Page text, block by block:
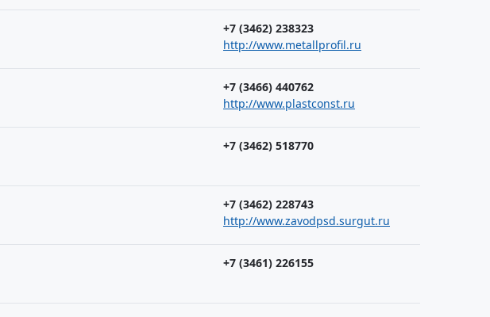
+7 (3462) 238323
http://www.metallprofil.ru
+7 (3466) 440762
http://www.plastconst.ru
+7 (3462) 518770
+7 (3462) 228743
http://www.zavodpsd.surgut.ru
+7 (3461) 226155